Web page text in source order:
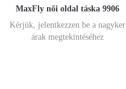
MaxFly női oldal táska 9906
Kérjük, jelentkezzen be a nagyker
árak megtekintéséhez